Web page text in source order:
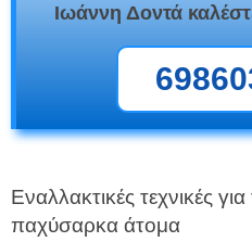
Ιωάννη Δοντά
Εναλλακτικές τεχνικές
παχύσαρκα άτομα